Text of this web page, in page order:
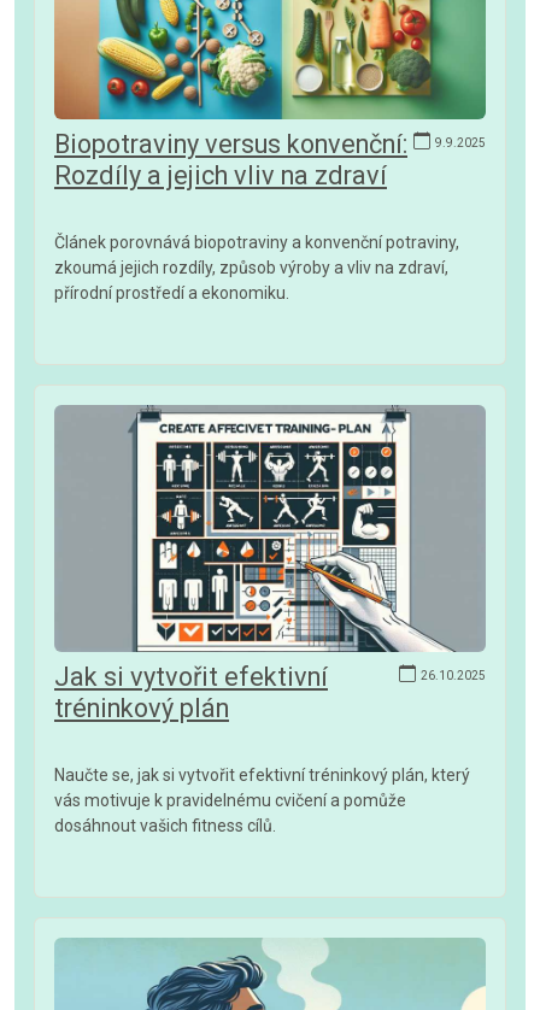
9.9.2025
Biopotraviny versus konvenční:
Rozdíly a jejich vliv na zdraví
Článek porovnává biopotraviny a konvenční potraviny,
zkoumá jejich rozdíly, způsob výroby a vliv na zdraví,
přírodní prostředí a ekonomiku.
26.10.2025
Jak si vytvořit efektivní
tréninkový plán
Naučte se, jak si vytvořit efektivní tréninkový plán, který
vás motivuje k pravidelnému cvičení a pomůže
dosáhnout vašich fitness cílů.